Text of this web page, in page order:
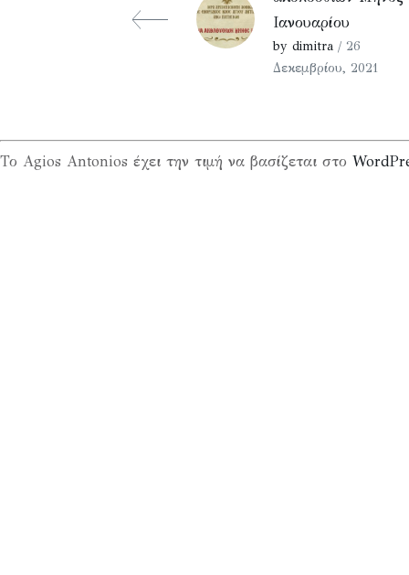
Ιανουαρίου
by dimitra / 26
Δεκεμβρίου, 2021
Το Agios Antonios έχει την τιμή να βασίζεται στο